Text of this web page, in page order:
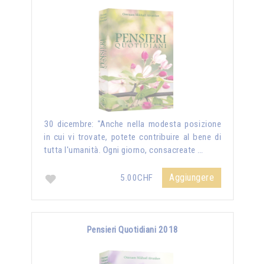
30 dicembre: "Anche nella modesta posizione
in cui vi trovate, potete contribuire al bene di
tutta l'umanità. Ogni giorno, consacreate …
5.00CHF Aggiungere
Pensieri Quotidiani 2018